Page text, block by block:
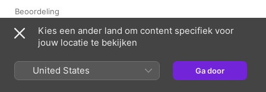
Beoordeling
Nederland English (UK)
Copyright © 2026 Apple Inc. Alle rechten voorbehouden.
Kies een ander land om content specifiek voor
jouw locatie te bekijken
United States Ga door